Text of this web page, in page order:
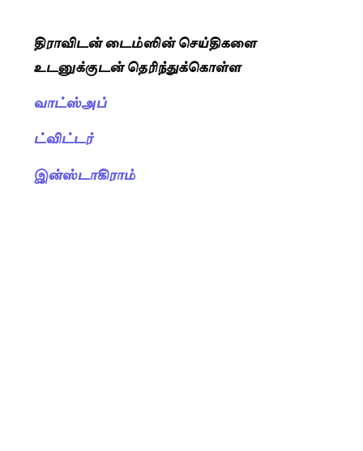
திராவிடன் டைம்ஸின் செய்திகளை
உடனுக்குடன் தெரிந்துக்கொள்ள
வாட்ஸ்அப்
ட்விட்டர்
இன்ஸ்டாகிராம்